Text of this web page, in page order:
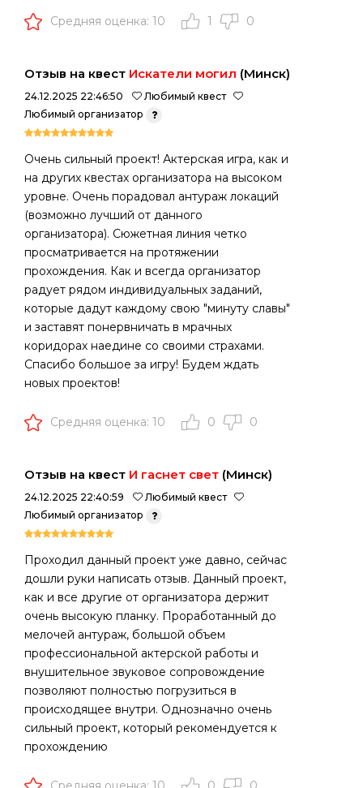
Средняя оценка: 10 1 0
Отзыв на квест Искатели могил (Минск)
24.12.2025 22:46:50
Любимый квест
Любимый организатор
Очень сильный проект! Актерская игра, как и
на других квестах организатора на высоком
уровне. Очень порадовал антураж локаций
(возможно лучший от данного
организатора). Сюжетная линия четко
просматривается на протяжении
прохождения. Как и всегда организатор
радует рядом индивидуальных заданий,
которые дадут каждому свою "минуту славы"
и заставят понервничать в мрачных
коридорах наедине со своими страхами.
Спасибо большое за игру! Будем ждать
новых проектов!
Средняя оценка: 10 0 0
Отзыв на квест И гаснет свет (Минск)
24.12.2025 22:40:59
Любимый квест
Любимый организатор
Проходил данный проект уже давно, сейчас
дошли руки написать отзыв. Данный проект,
как и все другие от организатора держит
очень высокую планку. Проработанный до
мелочей антураж, большой объем
профессиональной актерской работы и
внушительное звуковое сопровождение
позволяют полностью погрузиться в
происходящее внутри. Однозначно очень
сильный проект, который рекомендуется к
прохождению